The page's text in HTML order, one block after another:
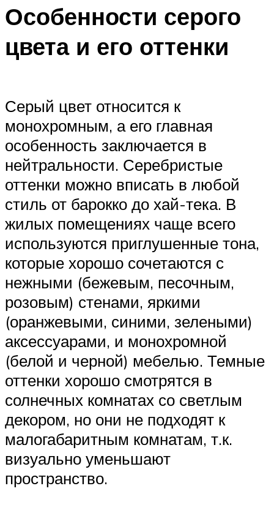
Особенности серого
цвета и его оттенки
Серый цвет относится к
монохромным, а его главная
особенность заключается в
нейтральности. Серебристые
оттенки можно вписать в любой
стиль от барокко до хай-тека. В
жилых помещениях чаще всего
используются приглушенные тона,
которые хорошо сочетаются с
нежными (бежевым, песочным,
розовым) стенами, яркими
(оранжевыми, синими, зелеными)
аксессуарами, и монохромной
(белой и черной) мебелью. Темные
оттенки хорошо смотрятся в
солнечных комнатах со светлым
декором, но они не подходят к
малогабаритным комнатам, т.к.
визуально уменьшают
пространство.